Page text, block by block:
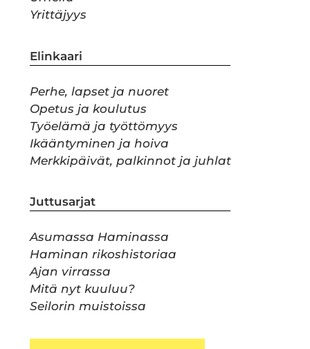
Yrittäjyys
Elinkaari
Perhe, lapset ja nuoret
Opetus ja koulutus
Työelämä ja työttömyys
Ikääntyminen ja hoiva
Merkkipäivät, palkinnot ja juhlat
Juttusarjat
Asumassa Haminassa
Haminan rikoshistoriaa
Ajan virrassa
Mitä nyt kuuluu?
Seilorin muistoissa